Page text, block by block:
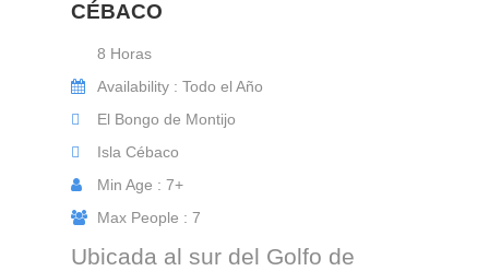
CÉBACO
8 Horas
Availability : Todo el Año
El Bongo de Montijo
Isla Cébaco
Min Age : 7+
Max People : 7
Ubicada al sur del Golfo de